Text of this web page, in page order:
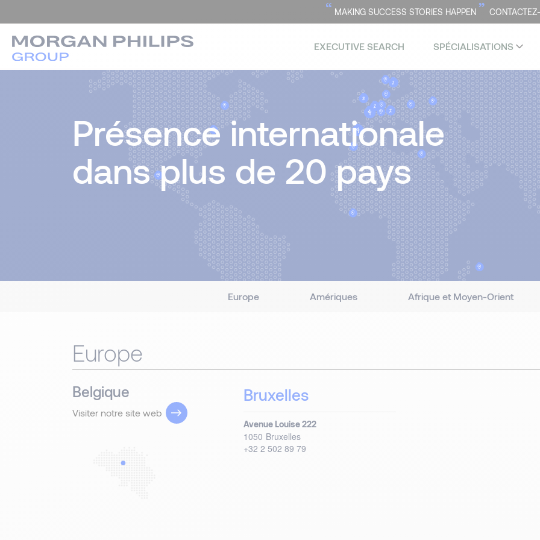
“ MAKING SUCCESS STORIES HAPPEN ”
EXECUTIVE SEARCH SPÉCIALISATIONS
Présence internationale
dans plus de 20 pays
Europe Amériques Afrique et Moyen-Orient
Europe
Belgique
Visiter notre site web
Bruxelles
Avenue Louise 222
1050 Bruxelles
+32 2 502 89 79